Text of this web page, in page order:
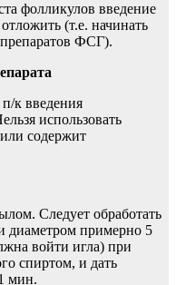
фолликулов введение
(т.е. начинать
ФСГ).
к введения
использовать
содержит
Следует обработать
диаметром примерно 5
войти игла) при
спиртом, и дать
мин.